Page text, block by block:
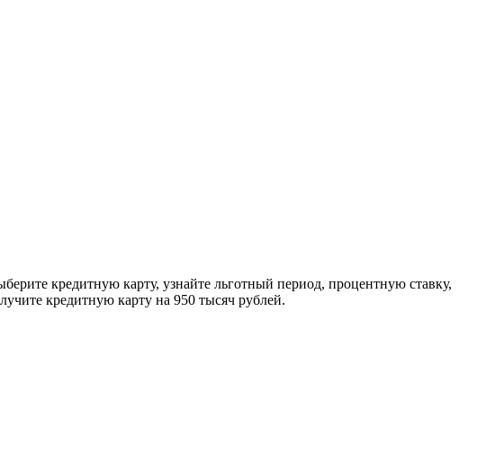
кредитную карту, узнайте льготный период, процентную ставку,
кредитную карту на 950 тысяч рублей.